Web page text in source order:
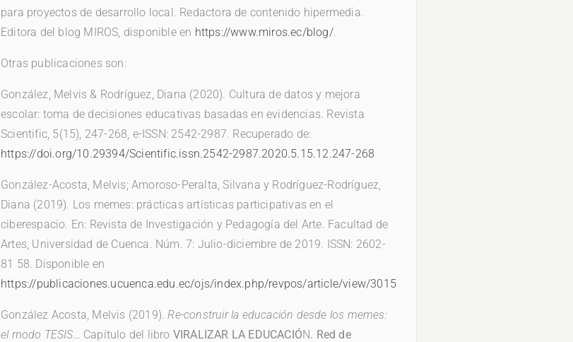
para proyectos de desarrollo local. Redactora de contenido hipermedia.
Editora del blog MIROS, disponible en https://www.miros.ec/blog/.
Otras publicaciones son:
González, Melvis & Rodríguez, Diana (2020). Cultura de datos y mejora
escolar: toma de decisiones educativas basadas en evidencias. Revista
Scientific, 5(15), 247-268, e-ISSN: 2542-2987. Recuperado de:
https://doi.org/10.29394/Scientific.issn.2542-2987.2020.5.15.12.247-268
González-Acosta, Melvis; Amoroso-Peralta, Silvana y Rodríguez-Rodríguez,
Diana (2019). Los memes: prácticas artísticas participativas en el
ciberespacio. En: Revista de Investigación y Pedagogía del Arte. Facultad de
Artes, Universidad de Cuenca. Núm. 7: Julio-diciembre de 2019. ISSN: 2602-
81 58. Disponible en
https://publicaciones.ucuenca.edu.ec/ojs/index.php/revpos/article/view/3015
González Acosta, Melvis (2019).Re-construir la educación desde los memes:
el modo TESIS… Capítulo del libro VIRALIZAR LA EDUCACIÓN. Red de